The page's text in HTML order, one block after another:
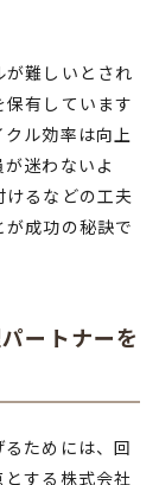
難しいとされ
有しています
ル効率は向上
迷わないよ
るなどの工夫
成功の秘訣で
ートナーを
ためには、回
する株式会社